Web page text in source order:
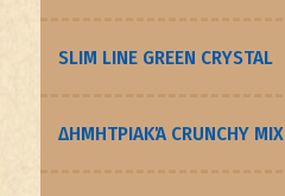
SLIM LINE GREEN CRYSTAL
ΔΗΜΗΤΡΙΑΚΆ CRUNCHY MIX